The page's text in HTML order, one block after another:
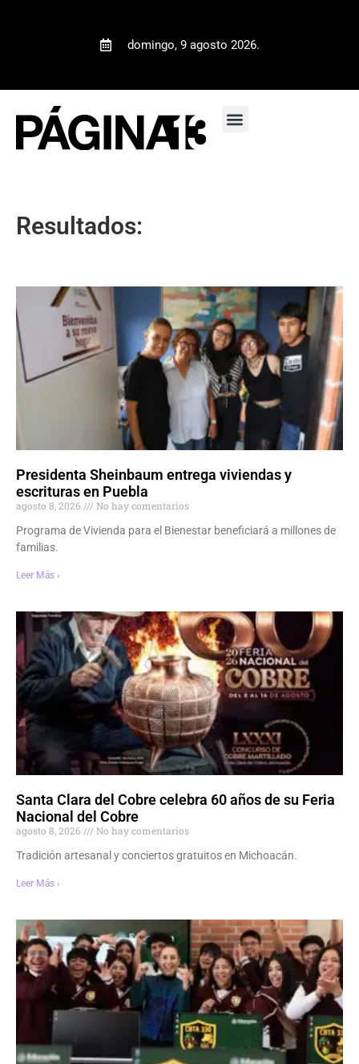
domingo, 9 agosto 2026.
Resultados:
Presidenta Sheinbaum entrega viviendas y
escrituras en Puebla
agosto 8, 2026
No hay comentarios
Programa de Vivienda para el Bienestar beneficiará a millones de
familias.
Leer Más ›
Santa Clara del Cobre celebra 60 años de su Feria
Nacional del Cobre
agosto 8, 2026
No hay comentarios
Tradición artesanal y conciertos gratuitos en Michoacán.
Leer Más ›